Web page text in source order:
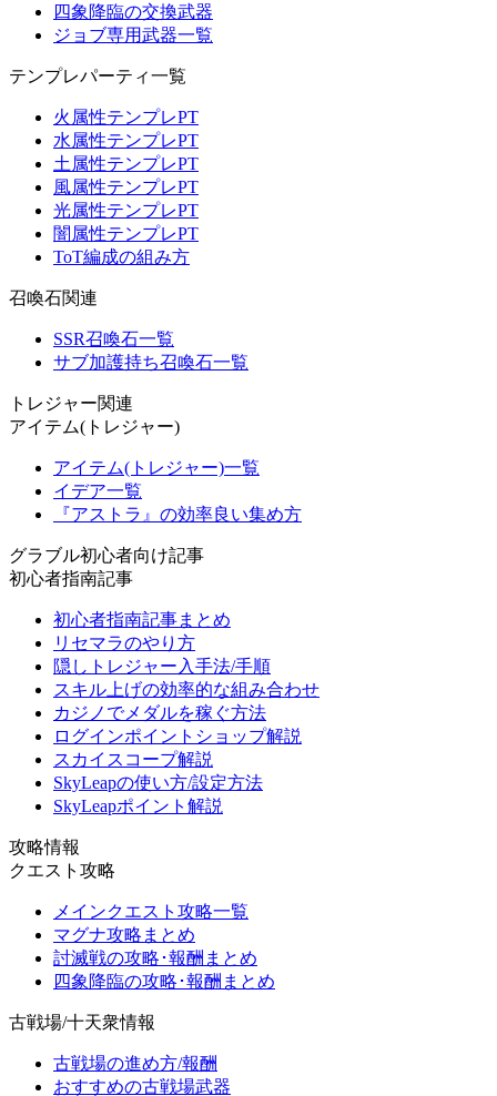
四象降臨の交換武器
ジョブ専用武器一覧
テンプレパーティ一覧
火属性テンプレPT
水属性テンプレPT
土属性テンプレPT
風属性テンプレPT
光属性テンプレPT
闇属性テンプレPT
ToT編成の組み方
召喚石関連
SSR召喚石一覧
サブ加護持ち召喚石一覧
トレジャー関連
アイテム(トレジャー)
アイテム(トレジャー)一覧
イデア一覧
『アストラ』の効率良い集め方
グラブル初心者向け記事
初心者指南記事
初心者指南記事まとめ
リセマラのやり方
隠しトレジャー入手法/手順
スキル上げの効率的な組み合わせ
カジノでメダルを稼ぐ方法
ログインポイントショップ解説
スカイスコープ解説
SkyLeapの使い方/設定方法
SkyLeapポイント解説
攻略情報
クエスト攻略
メインクエスト攻略一覧
マグナ攻略まとめ
討滅戦の攻略･報酬まとめ
四象降臨の攻略･報酬まとめ
古戦場/十天衆情報
古戦場の進め方/報酬
おすすめの古戦場武器